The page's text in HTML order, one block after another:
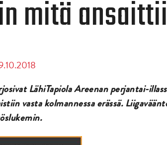
mitä
LähiTapiola Areenan perjantai-
vasta kolmannessa erässä.